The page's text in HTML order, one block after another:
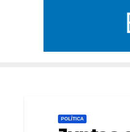
POLÍTICA